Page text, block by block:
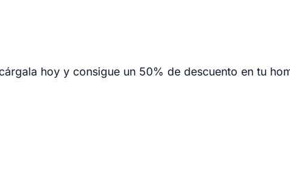
hoy y consigue un 50% de descuento en tu